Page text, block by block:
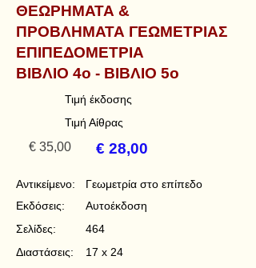
ΘΕΩΡΗΜΑΤΑ &
ΠΡΟΒΛΗΜΑΤΑ ΓΕΩΜΕΤΡΙΑΣ
ΕΠΙΠΕΔΟΜΕΤΡΙΑ
ΒΙΒΛΙΟ 4ο - ΒΙΒΛΙΟ 5ο
Τιμή έκδοσης
Τιμή Αίθρας
€ 35,00 € 28,00
Αντικείμενο:
Εκδόσεις:
Γεωμετρία στο επίπεδο
Αυτοέκδοση
Σελίδες:
464
Διαστάσεις:
17 x 24